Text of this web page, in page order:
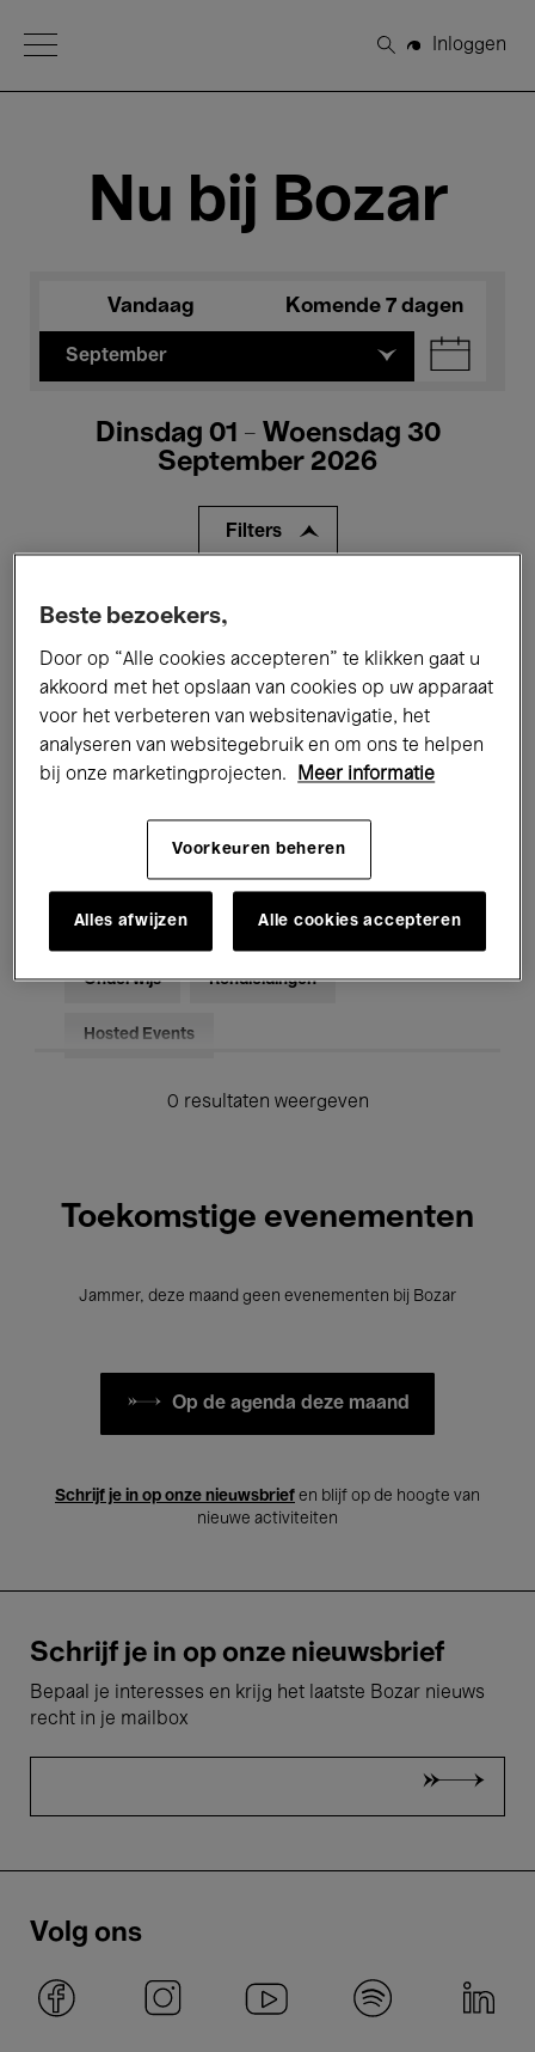
Open Menu
Zoeken
Inloggen
Nu bij Bozar
Vandaag Komende 7 dagen
September
Dinsdag 01 - Woensdag 30
September 2026
Filters
Alle evenementen
Tentoonstellingen Films
Performances Lezingen & Debatten
Jazz Klassieke Muziek Global Music
Voor iedereen Kids’ Palace
Onderwijs Rondleidingen
Hosted Events
0 resultaten weergeven
Toekomstige evenementen
Jammer, deze maand geen evenementen bij Bozar
Op de agenda deze maand
Schrijf je in op onze nieuwsbrief en blijf op de hoogte van
nieuwe activiteiten
Schrijf je in op onze nieuwsbrief
Bepaal je interesses en krijg het laatste Bozar nieuws
recht in je mailbox
Volg ons
Beste bezoekers,
Door op “Alle cookies accepteren” te klikken gaat u
akkoord met het opslaan van cookies op uw apparaat
voor het verbeteren van websitenavigatie, het
analyseren van websitegebruik en om ons te helpen
bij onze marketingprojecten.
Meer informatie
Voorkeuren beheren
Alles afwijzen Alle cookies accepteren